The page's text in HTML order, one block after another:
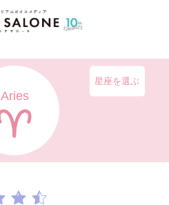
Aries
星座を選ぶ